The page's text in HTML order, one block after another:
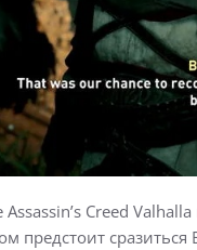
Creed
предстоит